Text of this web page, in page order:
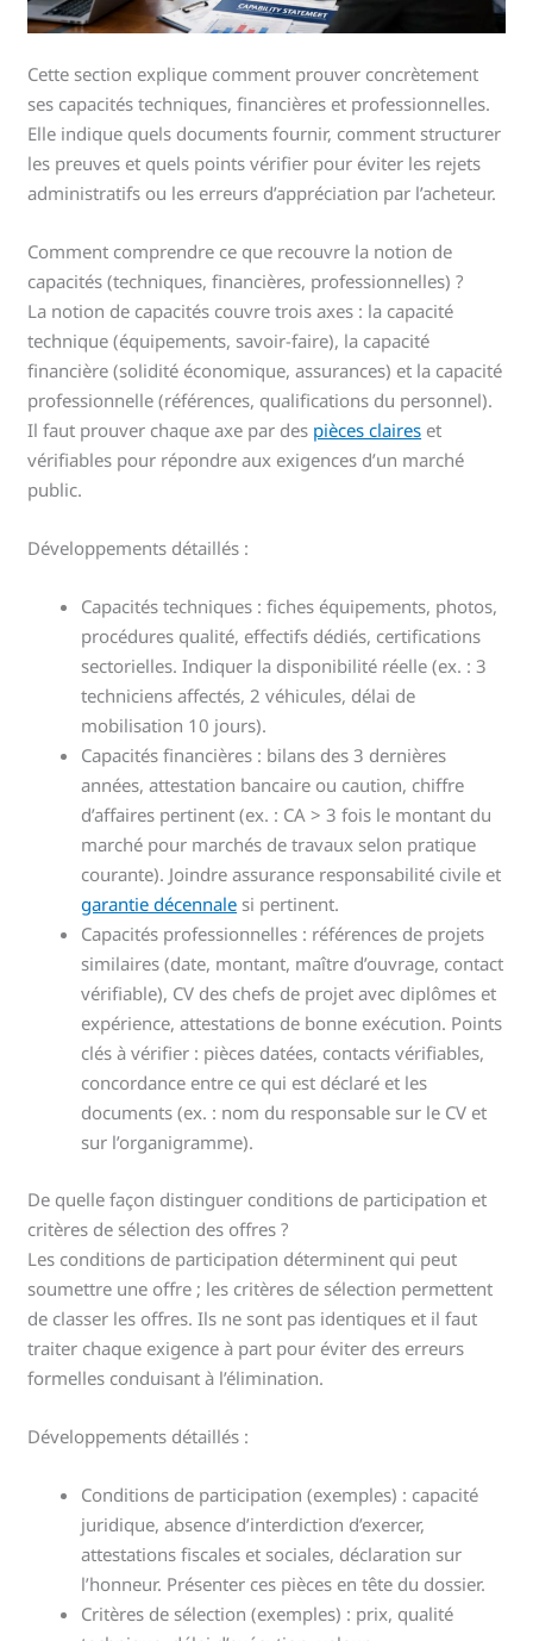
Cette section explique comment prouver concrètement
ses capacités techniques, financières et professionnelles.
Elle indique quels documents fournir, comment structurer
les preuves et quels points vérifier pour éviter les rejets
administratifs ou les erreurs d’appréciation par l’acheteur.
Comment comprendre ce que recouvre la notion de
capacités (techniques, financières, professionnelles) ?
La notion de capacités couvre trois axes : la capacité
technique (équipements, savoir-faire), la capacité
financière (solidité économique, assurances) et la capacité
professionnelle (références, qualifications du personnel).
Il faut prouver chaque axe par des pièces claires et
vérifiables pour répondre aux exigences d’un marché
public.
Développements détaillés :
Capacités techniques : fiches équipements, photos,
procédures qualité, effectifs dédiés, certifications
sectorielles. Indiquer la disponibilité réelle (ex. : 3
techniciens affectés, 2 véhicules, délai de
mobilisation 10 jours).
Capacités financières : bilans des 3 dernières
années, attestation bancaire ou caution, chiffre
d’affaires pertinent (ex. : CA > 3 fois le montant du
marché pour marchés de travaux selon pratique
courante). Joindre assurance responsabilité civile et
garantie décennale si pertinent.
Capacités professionnelles : références de projets
similaires (date, montant, maître d’ouvrage, contact
vérifiable), CV des chefs de projet avec diplômes et
expérience, attestations de bonne exécution. Points
clés à vérifier : pièces datées, contacts vérifiables,
concordance entre ce qui est déclaré et les
documents (ex. : nom du responsable sur le CV et
sur l’organigramme).
De quelle façon distinguer conditions de participation et
critères de sélection des offres ?
Les conditions de participation déterminent qui peut
soumettre une offre ; les critères de sélection permettent
de classer les offres. Ils ne sont pas identiques et il faut
traiter chaque exigence à part pour éviter des erreurs
formelles conduisant à l’élimination.
Développements détaillés :
Conditions de participation (exemples) : capacité
juridique, absence d’interdiction d’exercer,
attestations fiscales et sociales, déclaration sur
l’honneur. Présenter ces pièces en tête du dossier.
Critères de sélection (exemples) : prix, qualité